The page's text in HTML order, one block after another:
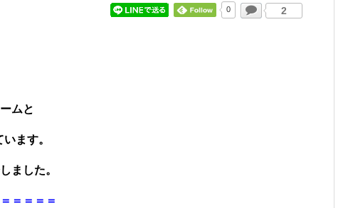
0 2
ムと
ます。
ました。
＝＝＝＝